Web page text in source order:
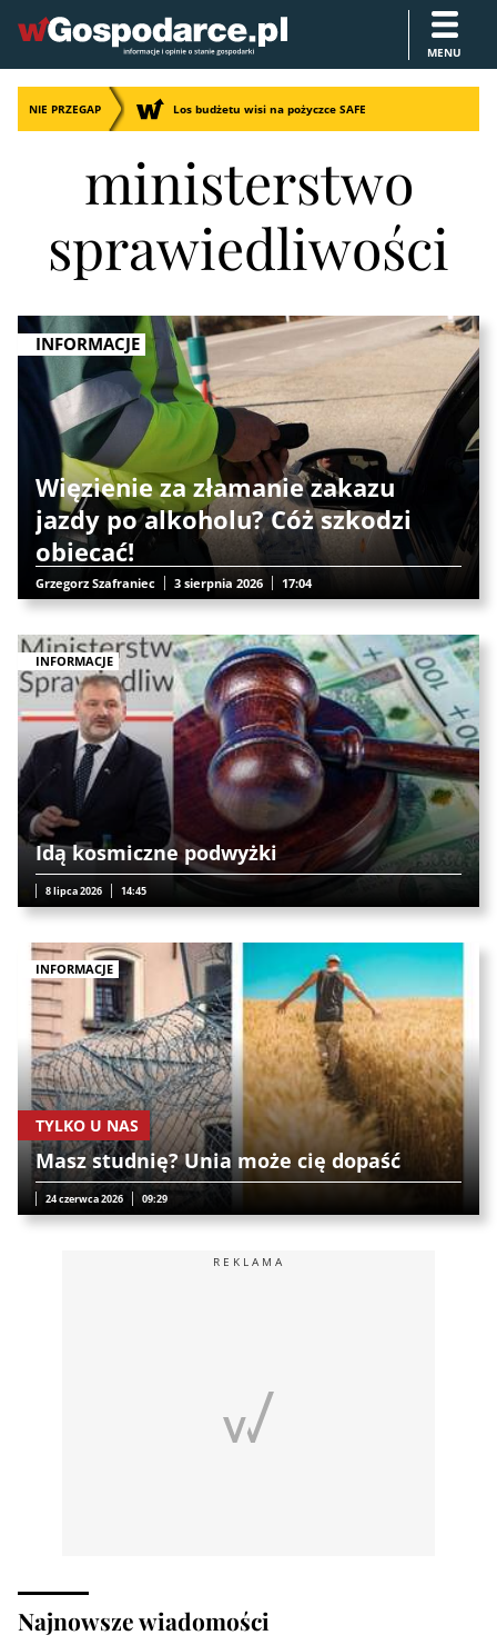
MENU
NIE PRZEGAP Los budżetu wisi na pożyczce SAFE
ministerstwo
sprawiedliwości
INFORMACJE
Więzienie za złamanie zakazu
jazdy po alkoholu? Cóż szkodzi
obiecać!
Grzegorz Szafraniec 3 sierpnia 2026 17:04
INFORMACJE
Idą kosmiczne podwyżki
8 lipca 2026 14:45
INFORMACJE
TYLKO U NAS
Masz studnię? Unia może cię dopaść
24 czerwca 2026 09:29
REKLAMA
Najnowsze wiadomości